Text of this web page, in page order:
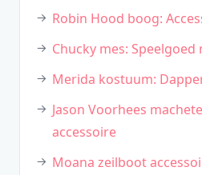
Robin Hood boog:
Chucky mes: Speelgoed
Merida kostuum:
Jason Voorhees
accessoire
Moana zeilboot